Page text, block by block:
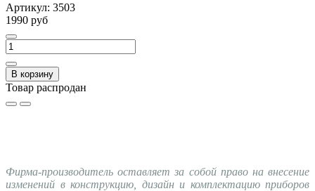
Артикул: 3503
1990 руб
В корзину
Товар распродан
Фирма-производитель оставляет за собой право на внесение
изменений в конструкцию, дизайн и комплектацию приборов